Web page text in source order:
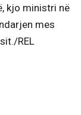
kjo ministri në
mes
REL